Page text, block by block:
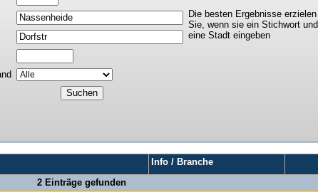
Die besten Ergebnisse erzielen
Sie, wenn sie ein Stichwort und
eine Stadt eingeben
Info / Branche
2 Einträge gefunden